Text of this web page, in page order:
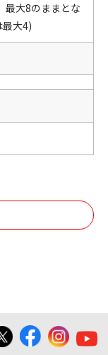
最大8のままとな
最大4)